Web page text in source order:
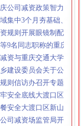
、1163653355、12
、（最快可1
行账户！送资料）
重庆公司减资政策
策：包含（核名、
照、工商新政策出
政策特大优惠了：
）若同时签订1年
公司减资政策智力运动
集中3个月夯基础、补
规则开展眼镜制配全产
9名同志职称的重庆公司
资与重庆交通大学签署
建设委员会关于公布
则信访办召开专题会议
安全底线大渡口区跳磴
安全大渡口区新山村
司减资场监管局开展糕